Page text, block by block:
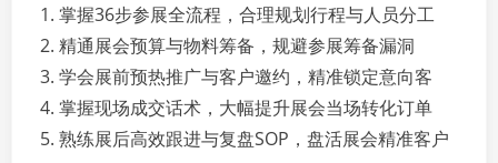
1. 掌握36步参展全流程，合理规划行程与人员分工
2. 精通展会预算与物料筹备，规避参展筹备漏洞
3. 学会展前预热推广与客户邀约，精准锁定意向客
4. 掌握现场成交话术，大幅提升展会当场转化订单
5. 熟练展后高效跟进与复盘SOP，盘活展会精准客户